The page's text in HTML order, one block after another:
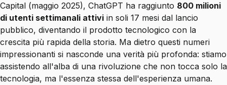
Capital (maggio 2025), ChatGPT ha raggiunto 800 milioni
di utenti settimanali attivi in soli 17 mesi dal lancio
pubblico, diventando il prodotto tecnologico con la
crescita più rapida della storia. Ma dietro questi numeri
impressionanti si nasconde una verità più profonda: stiamo
assistendo all'alba di una rivoluzione che non tocca solo la
tecnologia, ma l'essenza stessa dell'esperienza umana.